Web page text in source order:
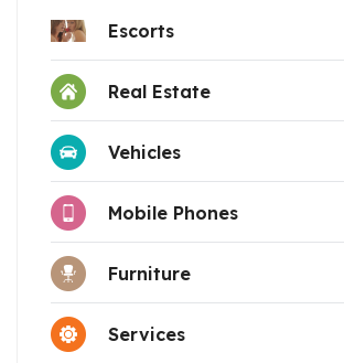
Escorts
Real Estate
Vehicles
Mobile Phones
Furniture
Services